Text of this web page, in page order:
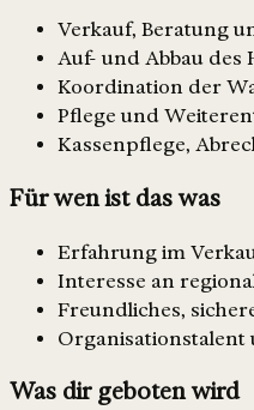
Verkauf, Beratung
Auf- und Abbau
Koordination der
Pflege und
Kassenpflege,
Für wen ist das was
Erfahrung im
Interesse an
Freundliches,
Organisationstalent
Was dir geboten wird